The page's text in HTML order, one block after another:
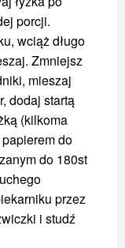
porcji.
wciąż długo
Zmniejsz
mieszaj
dodaj startą
(kilkoma
do
do 180st
przez
i studź